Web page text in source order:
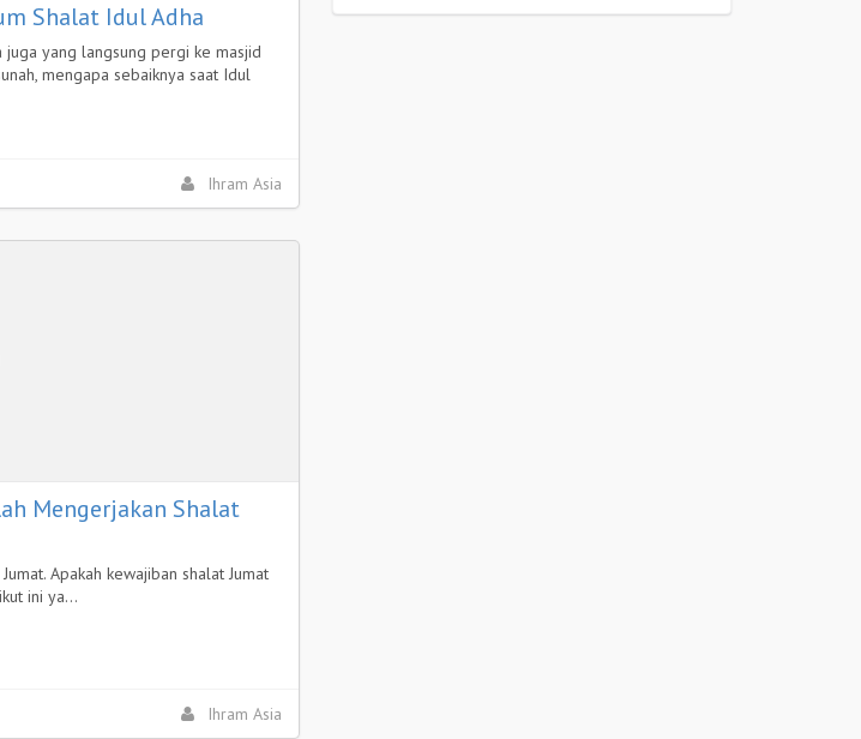
Shalat Idul Adha
juga yang langsung pergi ke masjid
mengapa sebaiknya saat Idul
Ihram Asia
Mengerjakan Shalat
Apakah kewajiban shalat Jumat
ini ya…
Ihram Asia